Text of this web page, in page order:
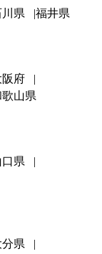
県 福井県
阪府
山県
口県
分県